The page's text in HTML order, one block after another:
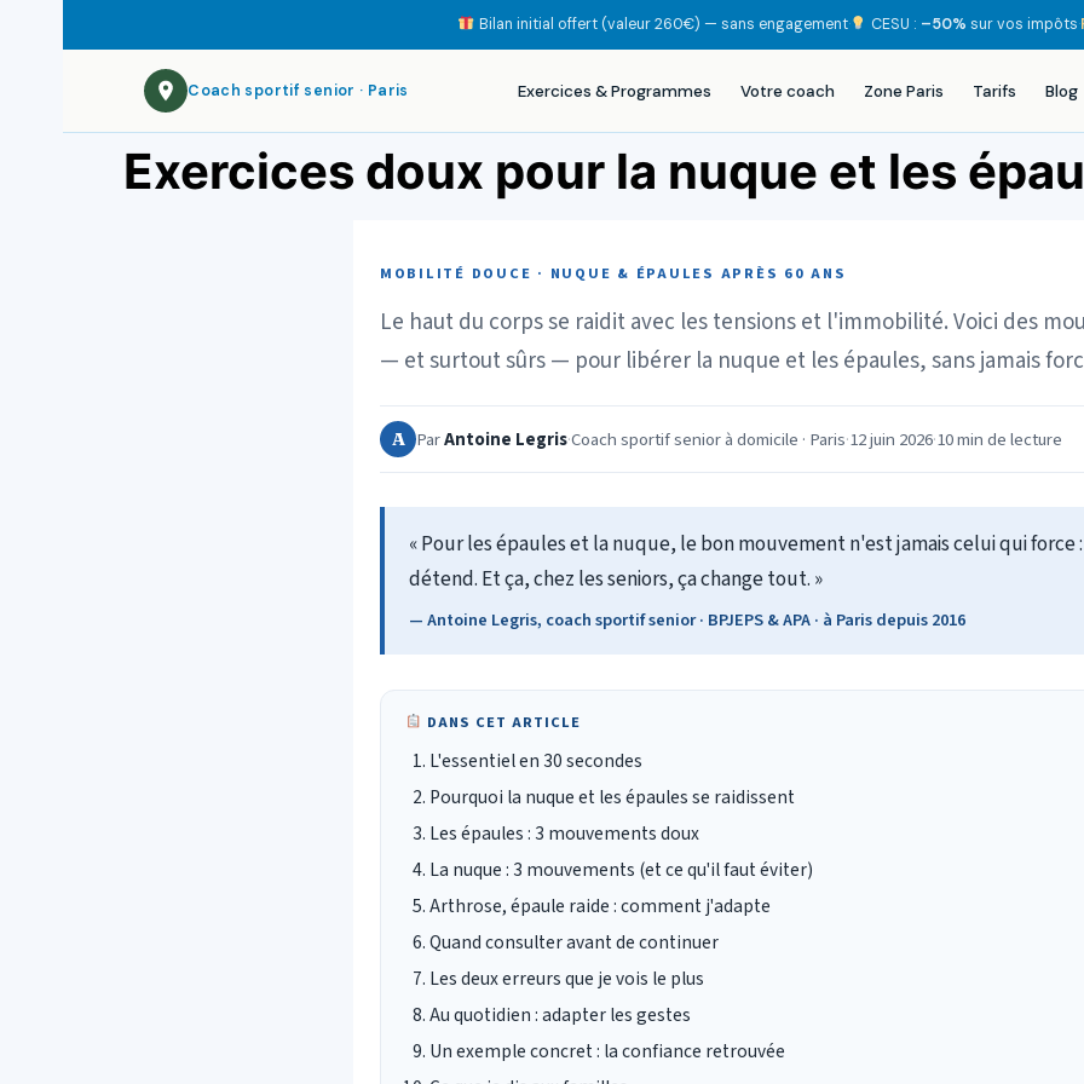
Bilan initial offert (valeur 260€) — sans engagement· CESU : –50% sur vos impôts·
Coach sportif senior · Paris Exercices & Programmes Votre coach Zone Paris Tarifs Blog
Exercices doux pour la nuque et les
MOBILITÉ DOUCE · NUQUE & ÉPAULES APRÈS 60 ANS
Le haut du corps se raidit avec les tensions et l'immobilité. Voici des
— et surtout sûrs — pour libérer la nuque et les épaules, sans jamais
A ParAntoine Legris·Coach sportif senior à domicile · Paris·12 juin 2026·10 min de lecture
« Pour les épaules et la nuque, le bon mouvement n'est jamais celui qui force
détend. Et ça, chez les seniors, ça change tout. »
— Antoine Legris, coach sportif senior · BPJEPS & APA · à Paris depuis 2016
DANS CET ARTICLE
L'essentiel en 30 secondes
Pourquoi la nuque et les épaules se raidissent
Les épaules : 3 mouvements doux
La nuque : 3 mouvements (et ce qu'il faut éviter)
Arthrose, épaule raide : comment j'adapte
Quand consulter avant de continuer
Les deux erreurs que je vois le plus
Au quotidien : adapter les gestes
Un exemple concret : la confiance retrouvée